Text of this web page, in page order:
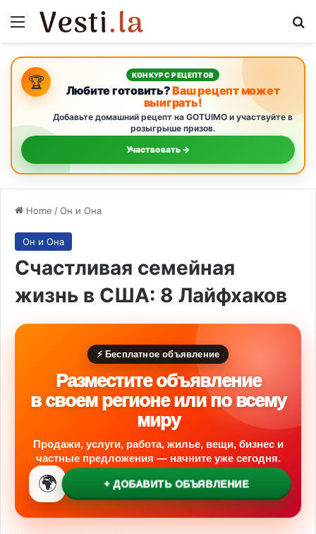
Menu
🏆 КОНКУРС РЕЦЕПТОВ
Любите готовить?Ваш рецепт может
выиграть!
Добавьте домашний рецепт на GOTUIMO и участвуйте в
розыгрыше призов.
Участвовать →
Home /Он и Она
Он и Она
Счастливая семейная
жизнь в США: 8 Лайфхаков
⚡ Бесплатное объявление
Разместите объявление
в своем регионе или по всему
миру
Продажи, услуги, работа, жилье, вещи, бизнес и
частные предложения — начните уже сегодня.
🌍 + ДОБАВИТЬ ОБЪЯВЛЕНИЕ